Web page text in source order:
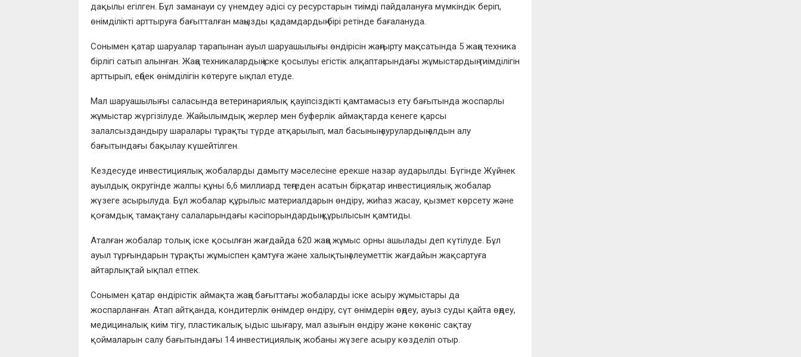
дақылы егілген. Бұл заманауи су үнемдеу әдісі су ресурстарын тиімді пайдалануға мүмкіндік беріп,
өнімділікті арттыруға бағытталған маңызды қадамдардың бірі ретінде бағалануда.
Сонымен қатар шаруалар тарапынан ауыл шаруашылығы өндірісін жаңғырту мақсатында 5 жаңа техника
бірлігі сатып алынған. Жаңа техникалардың іске қосылуы егістік алқаптарындағы жұмыстардың тиімділігін
арттырып, еңбек өнімділігін көтеруге ықпал етуде.
Мал шаруашылығы саласында ветеринариялық қауіпсіздікті қамтамасыз ету бағытында жоспарлы
жұмыстар жүргізілуде. Жайылымдық жерлер мен буферлік аймақтарда кенеге қарсы
залалсыздандыру шаралары тұрақты түрде атқарылып, мал басының аурулардың алдын алу
бағытындағы бақылау күшейтілген.
Кездесуде инвестициялық жобаларды дамыту мәселесіне ерекше назар аударылды. Бүгінде Жүйнек
ауылдық округінде жалпы құны 6,6 миллиард теңгеден асатын бірқатар инвестициялық жобалар
жүзеге асырылуда. Бұл жобалар құрылыс материалдарын өндіру, жиһаз жасау, қызмет көрсету және
қоғамдық тамақтану салаларындағы кәсіпорындардың құрылысын қамтиды.
Аталған жобалар толық іске қосылған жағдайда 620 жаңа жұмыс орны ашылады деп күтілуде. Бұл
ауыл тұрғындарын тұрақты жұмыспен қамтуға және халықтың әлеуметтік жағдайын жақсартуға
айтарлықтай ықпал етпек.
Сонымен қатар өндірістік аймақта жаңа бағыттағы жобаларды іске асыру жұмыстары да
жоспарланған. Атап айтқанда, кондитерлік өнімдер өндіру, сүт өнімдерін өңдеу, ауыз суды қайта өңдеу,
медициналық киім тігу, пластикалық ыдыс шығару, мал азығын өндіру және көкөніс сақтау
қоймаларын салу бағытындағы 14 инвестициялық жобаны жүзеге асыру көзделіп отыр.